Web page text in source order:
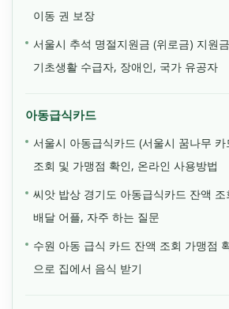
이동 권 보장
서울시 추석 명절지원금 (위로금) 지원
기초생활 수급자, 장애인, 국가 유공자
아동급식카드
서울시 아동급식카드 (서울시 꿈나무
조회 및 가맹점 확인, 온라인 사용방법
씨앗 밥상 경기도 아동급식카드 잔액
배달 어플, 자주 하는 질문
수원 아동 급식 카드 잔액 조회 가맹점
으로 집에서 음식 받기